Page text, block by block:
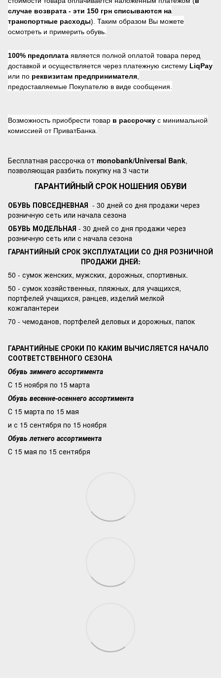
случае возврата - эти 150 грн списываются на
транспортные расходы). Таким образом Вы можете
осмотреть и примерить обувь.
100% предоплата является полной оплатой товара перед
доставкой и осуществляется через платежную систему LiqPay
или по реквизитам предпринимателя
предоставляемые Покупателю в виде сообщения.
Возможность приобрести товар в рассрочку с минимальной
комиссией от ПриватБанка.
Бесплатная рассрочка от monobank/Universal Bank,
позволяющая разбить покупку на 3 части
ГАРАНТИЙНЫЙ СРОК НОШЕНИЯ ОБУВИ
ОБУВЬ ПОВСЕДНЕВНАЯ - 30 дней со дня продажи через
розничную сеть или начала сезона
ОБУВЬ МОДЕЛЬНАЯ - 30 дней со дня продажи через
розничную сеть или с начала сезона
ГАРАНТИЙНЫЙ СРОК ЭКСПЛУАТАЦИИ СО ДНЯ РОЗНИЧНОЙ
ПРОДАЖИ ДНЕЙ:
50 - сумок женских, мужских, дорожных, спортивных.
50 - сумок хозяйственных, пляжных, для учащихся,
портфелей учащихся, ранцев, изделий мелкой
кожгалантереи
70 - чемоданов, портфелей деловых и дорожных, папок
ГАРАНТИЙНЫЕ СРОКИ ПО КАКИМ ВЫЧИСЛЯЕТСЯ НАЧАЛО
СООТВЕТСТВЕННОГО СЕЗОНА
Обувь зимнего ассортимента
С 15 ноября по 15 марта
Обувь весенне-осеннего ассортимента
С 15 марта по 15 мая
и с 15 сентября по 15 ноября
Обувь летнего ассортимента
С 15 мая по 15 сентября